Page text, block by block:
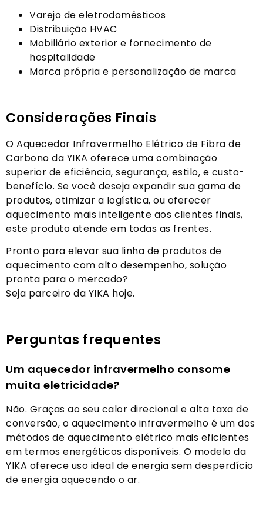
Varejo de eletrodomésticos
Distribuição HVAC
Mobiliário exterior e fornecimento de
hospitalidade
Marca própria e personalização de marca
Considerações Finais
O Aquecedor Infravermelho Elétrico de Fibra de
Carbono da YIKA oferece uma combinação
superior de eficiência, segurança, estilo, e custo-
benefício. Se você deseja expandir sua gama de
produtos, otimizar a logística, ou oferecer
aquecimento mais inteligente aos clientes finais,
este produto atende em todas as frentes.
Pronto para elevar sua linha de produtos de
aquecimento com alto desempenho, solução
pronta para o mercado?
Seja parceiro da YIKA hoje.
Perguntas frequentes
Um aquecedor infravermelho consome
muita eletricidade?
Não. Graças ao seu calor direcional e alta taxa de
conversão, o aquecimento infravermelho é um dos
métodos de aquecimento elétrico mais eficientes
em termos energéticos disponíveis. O modelo da
YIKA oferece uso ideal de energia sem desperdício
de energia aquecendo o ar.